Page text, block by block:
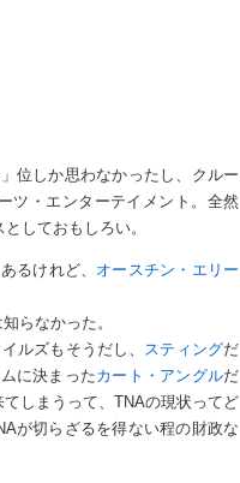
位しか思わなかったし、クルー
ツ・エンターテイメント。全然
しておもしろい。
るけれど、 オースチン・エリー
らなかった。
ルズもそうだし、 スティングだ
に決まったカート・アングルだ
しまうって、TNAの現状ってど
が切らざるを得ない程の財政な